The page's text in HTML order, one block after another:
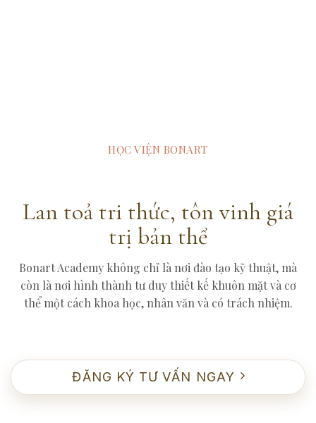
HỌC VIỆN BONART
Lan toả tri thức, tôn vinh giá
trị bản thể
Bonart Academy không chỉ là nơi đào tạo kỹ thuật, mà
còn là nơi hình thành tư duy thiết kế khuôn mặt và cơ
thể một cách khoa học, nhân văn và có trách nhiệm.
ĐĂNG KÝ TƯ VẤN NGAY